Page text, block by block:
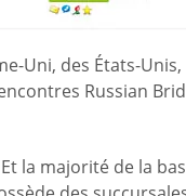
Uni, des États-
Russian
la majorité de la